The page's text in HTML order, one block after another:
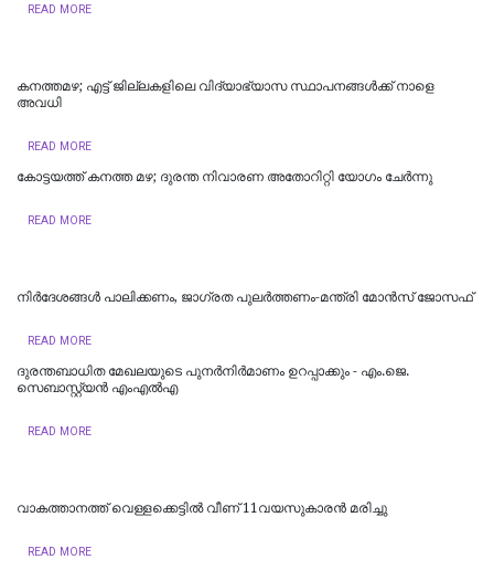
READ MORE
കനത്തമഴ; എട്ട് ജില്ലകളിലെ വിദ്യാഭ്യാസ സ്ഥാപനങ്ങൾക്ക് നാളെ
അവധി
READ MORE
കോട്ടയത്ത് കനത്ത മഴ; ദുരന്ത നിവാരണ അതോറിറ്റി യോഗം ചേർന്നു
READ MORE
നിർദേശങ്ങൾ പാലിക്കണം, ജാഗ്രത പുലർത്തണം-മന്ത്രി മോൻസ് ജോസഫ്
READ MORE
ദുരന്തബാധിത മേഖലയുടെ പുനർനിർമാണം ഉറപ്പാക്കും - എം.ജെ.
സെബാസ്റ്റ്യൻ എംഎൽഎ
READ MORE
വാകത്താനത്ത് വെള്ളക്കെട്ടില്‍ വീണ് 11വയസുകാരന്‍ മരിച്ചു
READ MORE